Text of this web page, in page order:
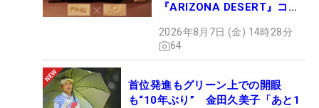
『ARIZONA DESERT』コレ
ュー
2026年8月7日 (金) 14時28分
64
首位発進もグリーン上での開眼
も“10年ぶり” 金田久美子「あと1